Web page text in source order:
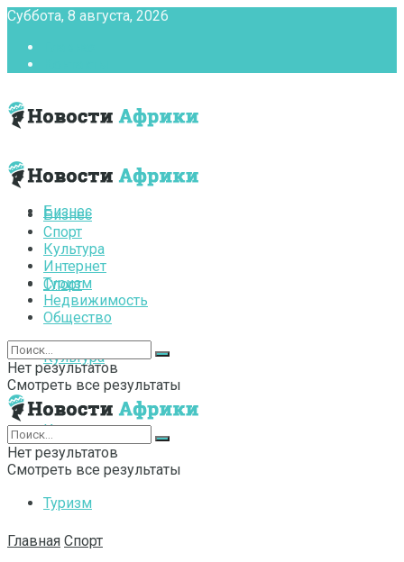
Суббота, 8 августа, 2026
Бизнес
Спорт
Культура
Интернет
Туризм
Бизнес
Спорт
Культура
Интернет
Туризм
Недвижимость
Общество
Нет результатов
Смотреть все результаты
Нет результатов
Смотреть все результаты
Главная Спорт